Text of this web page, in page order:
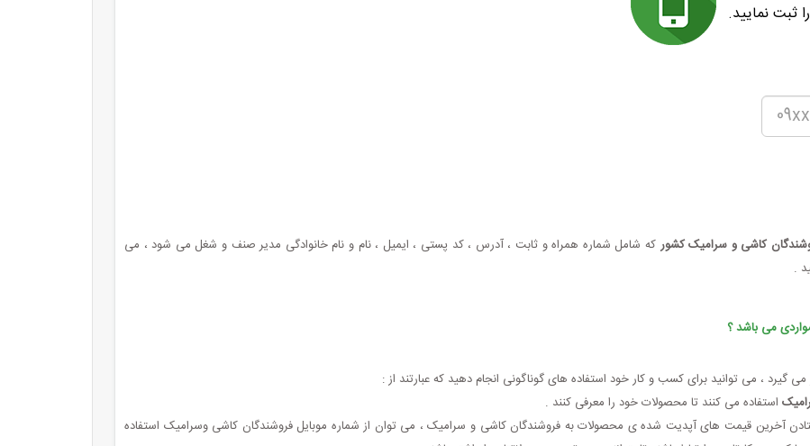
ثبت نمایید.
کاشی و سرامیک کشور که شامل شماره همراه و ثابت ، آدرس ، کد پستی ، ایمیل ، نام و نام خانوادگی مدیر صنف و شغل می شود ، می
.
می باشد ؟
گیرد ، می توانید برای کسب و کار خود استفاده های گوناگونی انجام دهید که عبارتند از :
استفاده می کنند تا محصولات خود را معرفی کنند .
آخرین قیمت های آپدیت شده ی محصولات به فروشندگان کاشی و سرامیک ، می توان از شماره موبایل فروشندگان کاشی وسرامیک استفاده